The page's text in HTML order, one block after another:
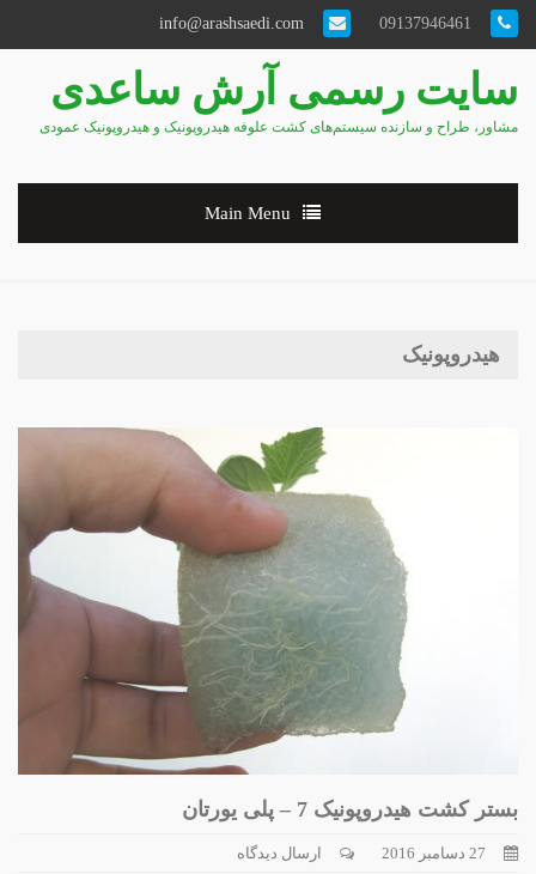
سایت رسمی آرش ساعدی
مشاور، طراح و سازنده سیستم‌های کشت علوفه هیدروپونیک و هیدروپونیک عمودی
Main Menu
هیدروپونیک
بستر کشت هیدروپونیک 7 – پلی یورتان
27 دسامبر 2016 ارسال دیدگاه